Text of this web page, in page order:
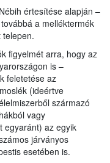
értesítése alapján –
a melléktermék
figyelmét arra, hogy az
is –
feletetése az
(ideértve
származó
vagy
egyaránt) az egyik
járványos
esetében is.